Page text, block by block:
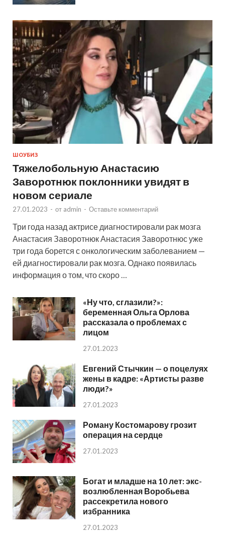
ШОУБИЗ
Тяжелобольную Анастасию
Заворотнюк поклонники увидят в
новом сериале
27.01.2023 - от admin - Оставьте комментарий
Три года назад актрисе диагностировали рак мозга
Анастасия Заворотнюк Анастасия Заворотнюс уже
три года борется с онкологическим заболеванием —
ей диагностировали рак мозга. Однако появилась
информация о том, что скоро …
«Ну что, сглазили?»:
беременная Ольга Орлова
рассказала о проблемах с
лицом
27.01.2023
Евгений Стычкин — о поцелуях
жены в кадре: «Артисты разве
люди?»
27.01.2023
Роману Костомарову грозит
операция на сердце
27.01.2023
Богат и младше на 10 лет: экс-
возлюбленная Воробьева
рассекретила нового
избранника
27.01.2023